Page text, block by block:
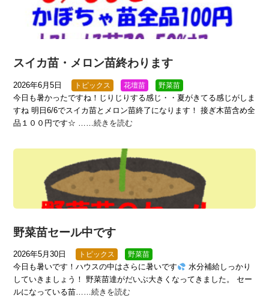
スイカ苗・メロン苗終わります
2026年6月5日 トピックス 花壇苗 野菜苗
今日も暑かったですね！じりじりする感じ・・夏がきてる感じがしま
すね 明日6/6でスイカ苗とメロン苗終了になります！ 接ぎ木苗含め全
品１００円です☆ ……続きを読む
野菜苗セール中です
2026年5月30日 トピックス 野菜苗
今日も暑いです！ハウスの中はさらに暑いです
水分補給しっかり
していきましょう！ 野菜苗達がだいぶ大きくなってきました。 セー
ルになっている苗……続きを読む